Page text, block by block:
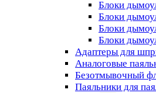
Блоки
Блоки
Блоки
Блоки
Адаптеры для
Аналоговые
Безотмывочный
Паяльники для